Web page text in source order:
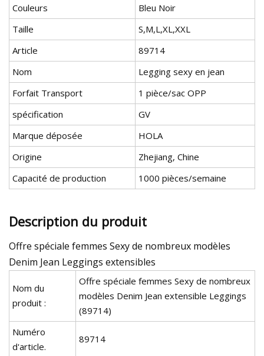
Couleurs
Bleu Noir
Taille
S,M,L,XL,XXL
Article
89714
Nom
Legging sexy en jean
Forfait Transport
1 pièce/sac OPP
spécification
GV
Marque déposée
HOLA
Origine
Zhejiang, Chine
Capacité de production
1000 pièces/semaine
Description du produit
Offre spéciale femmes Sexy de nombreux modèles
Denim Jean Leggings extensibles
Nom du
produit :
Offre spéciale femmes Sexy de nombreux
modèles Denim Jean extensible Leggings
(89714)
Numéro
d'article.
89714